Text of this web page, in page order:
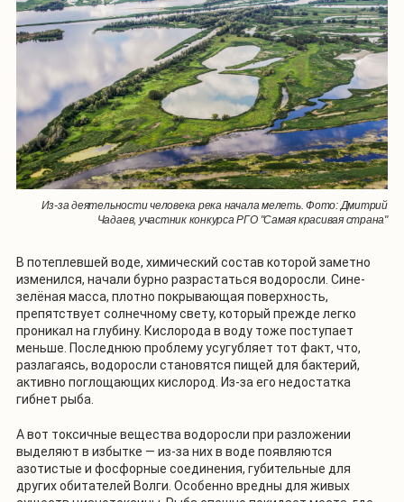
Из-за деятельности человека река начала мелеть. Фото: Дмитрий
Чадаев, участник конкурса РГО "Самая красивая страна"
В потеплевшей воде, химический состав которой заметно
изменился, начали бурно разрастаться водоросли. Сине-
зелёная масса, плотно покрывающая поверхность,
препятствует солнечному свету, который прежде легко
проникал на глубину. Кислорода в воду тоже поступает
меньше. Последнюю проблему усугубляет тот факт, что,
разлагаясь, водоросли становятся пищей для бактерий,
активно поглощающих кислород. Из-за его недостатка
гибнет рыба.
А вот токсичные вещества водоросли при разложении
выделяют в избытке — из-за них в воде появляются
азотистые и фосфорные соединения, губительные для
других обитателей Волги. Особенно вредны для живых